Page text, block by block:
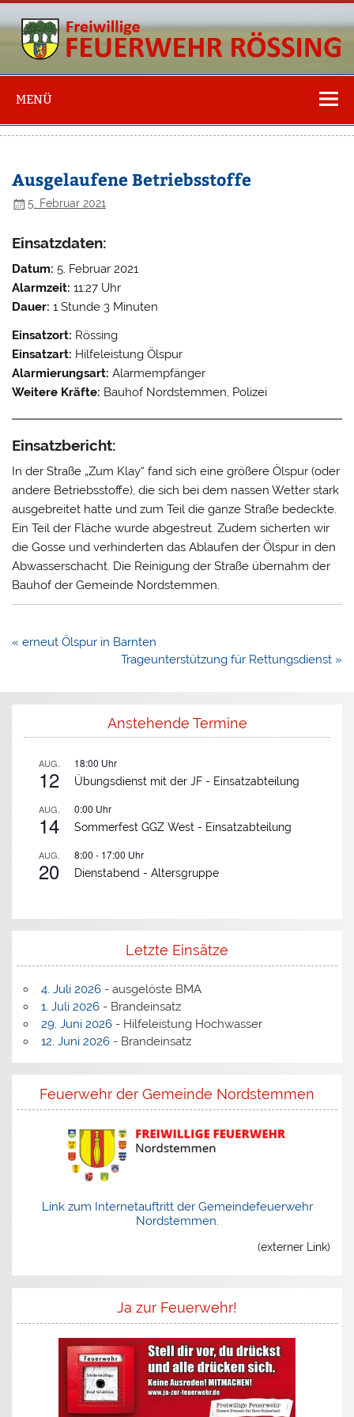
Freiwillige
Feuerwehr
Rössing
MENÜ
Ausgelaufene Betriebsstoffe
5. Februar 2021
Einsatzdaten:
Datum: 5. Februar 2021
Alarmzeit: 11:27 Uhr
Dauer: 1 Stunde 3 Minuten
Einsatzort: Rössing
Einsatzart: Hilfeleistung Ölspur
Alarmierungsart: Alarmempfänger
Weitere Kräfte: Bauhof Nordstemmen, Polizei
Einsatzbericht:
In der Straße „Zum Klay“ fand sich eine größere Ölspur (oder
andere Betriebsstoffe), die sich bei dem nassen Wetter stark
ausgebreitet hatte und zum Teil die ganze Straße bedeckte.
Ein Teil der Fläche wurde abgestreut. Zudem sicherten wir
die Gosse und verhinderten das Ablaufen der Ölspur in den
Abwasserschacht. Die Reinigung der Straße übernahm der
Bauhof der Gemeinde Nordstemmen.
Beitragsnavigation
« erneut Ölspur in Barnten
Trageunterstützung für Rettungsdienst »
Anstehende Termine
AUG.
12
18:00 Uhr
Übungsdienst mit der JF - Einsatzabteilung
AUG.
14
0:00 Uhr
Sommerfest GGZ West - Einsatzabteilung
AUG.
20
8:00 - 17:00 Uhr
Dienstabend -Altersgruppe
Letzte Einsätze
4. Juli 2026- ausgelöste BMA
1. Juli 2026- Brandeinsatz
29. Juni 2026- Hilfeleistung Hochwasser
12. Juni 2026- Brandeinsatz
Feuerwehr der Gemeinde Nordstemmen
Link zum Internetauftritt der Gemeindefeuerwehr
Nordstemmen.
(externer Link)
Ja zur Feuerwehr!